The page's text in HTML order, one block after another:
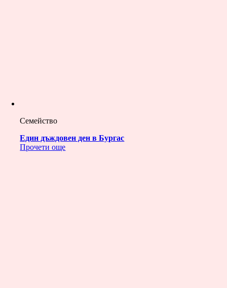
Семейство
Един дъждовен ден в Бургас
Прочети още